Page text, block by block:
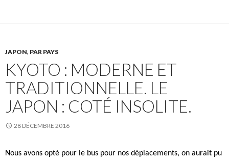
JAPON, PAR PAYS
KYOTO : MODERNE ET
TRADITIONNELLE. LE
JAPON : COTÉ INSOLITE.
28 DÉCEMBRE 2016
Nous avons opté pour le bus pour nos déplacements, on aurait pu